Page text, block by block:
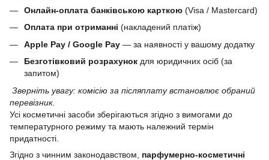
Онлайн-оплата банківською карткою (Visa / Mastercard)
Оплата при отриманні (накладений платіж)
Apple Pay / Google Pay — за наявності у вашому додатку
Безготівковий розрахунок для юридичних осіб (за
запитом)
Зверніть увагу: комісію за післяплату встановлює обраний
перевізник.
Усі косметичні засоби зберігаються згідно з вимогами до
температурного режиму та мають належний термін
придатності.
Згідно з чинним законодавством, парфумерно-косметичні